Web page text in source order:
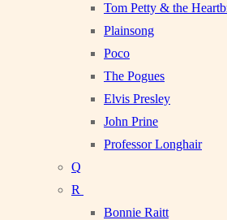
Tom Petty & the
Plainsong
Poco
The Pogues
Elvis Presley
John Prine
Professor Longhair
Q
R
Bonnie Raitt